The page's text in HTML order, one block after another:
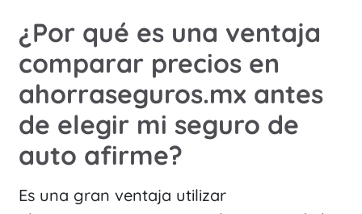
¿Por qué es una ventaja
comparar precios en
ahorraseguros.mx antes
de elegir mi seguro de
auto afirme?
Es una gran ventaja utilizar